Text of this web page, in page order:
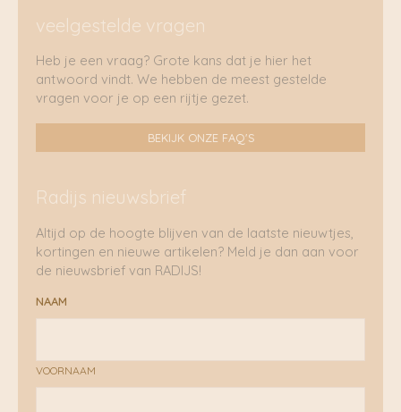
veelgestelde vragen
Heb je een vraag? Grote kans dat je hier het
antwoord vindt. We hebben de meest gestelde
vragen voor je op een rijtje gezet.
BEKIJK ONZE FAQ'S
Radijs nieuwsbrief
Altijd op de hoogte blijven van de laatste nieuwtjes,
kortingen en nieuwe artikelen? Meld je dan aan voor
de nieuwsbrief van RADIJS!
NAAM
VOORNAAM